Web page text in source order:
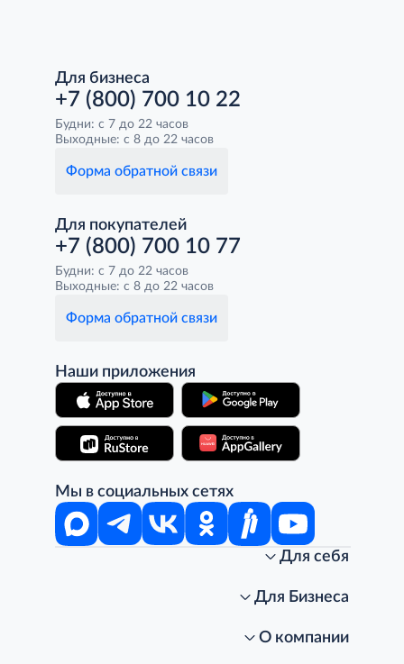
Для бизнеса
+7 (800) 700 10 22
Будни: с 7 до 22 часов
Выходные: с 8 до 22 часов
Форма обратной связи
Для покупателей
+7 (800) 700 10 77
Будни: с 7 до 22 часов
Выходные: с 8 до 22 часов
Форма обратной связи
Наши приложения
Мы в социальных сетях
Для себя
Стань клиентом METRO
Для Бизнеса
О компании